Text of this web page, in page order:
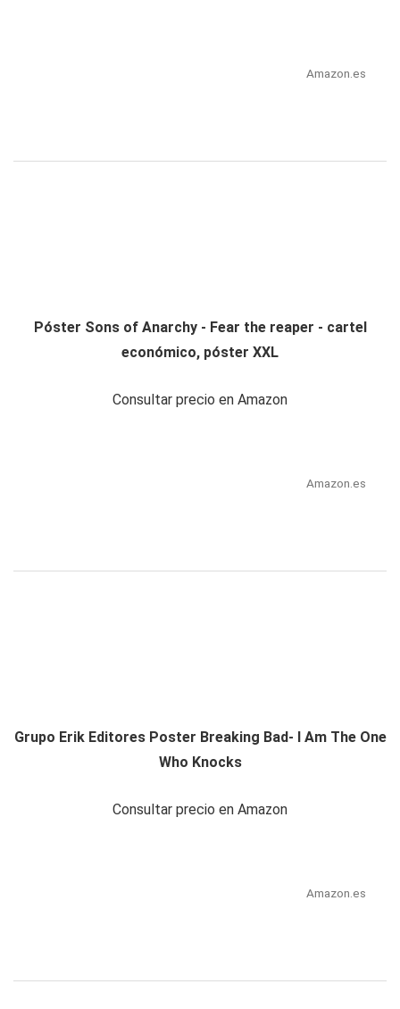
Amazon.es
Póster Sons of Anarchy - Fear the reaper - cartel
económico, póster XXL
Consultar precio en Amazon
Amazon.es
Grupo Erik Editores Poster Breaking Bad- I Am The One
Who Knocks
Consultar precio en Amazon
Amazon.es